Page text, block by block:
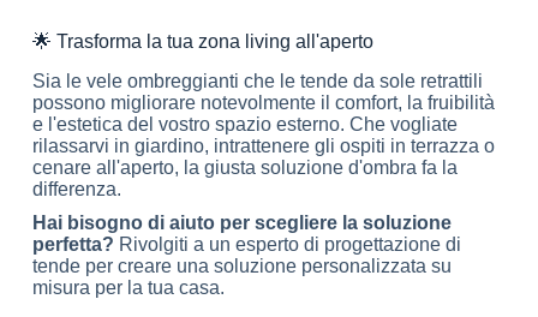
🌟 Trasforma la tua zona living all'aperto
Sia le vele ombreggianti che le tende da sole retrattili
possono migliorare notevolmente il comfort, la fruibilità
e l'estetica del vostro spazio esterno. Che vogliate
rilassarvi in giardino, intrattenere gli ospiti in terrazza o
cenare all'aperto, la giusta soluzione d'ombra fa la
differenza.
Hai bisogno di aiuto per scegliere la soluzione
perfetta? Rivolgiti a un esperto di progettazione di
tende per creare una soluzione personalizzata su
misura per la tua casa.